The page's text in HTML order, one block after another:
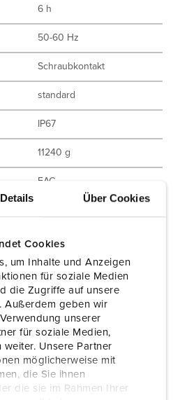
Details Über Cookies
Cookies
um Inhalte und Anzeigen
für soziale Medien
die Zugriffe auf unsere
Außerdem geben wir
unserer
für soziale Medien,
Unsere Partner
möglicherweise mit
die Sie ihnen
die sie im Rahmen Ihrer
6 h
50-60 Hz
Schraubkontakt
standard
IP67
11240 g
EAC